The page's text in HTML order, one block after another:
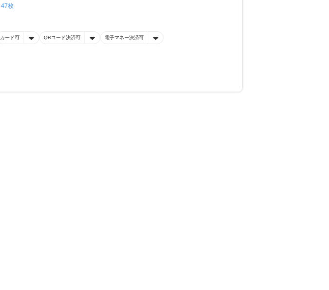
47枚
カード可 QRコード決済可 電子マネー決済可